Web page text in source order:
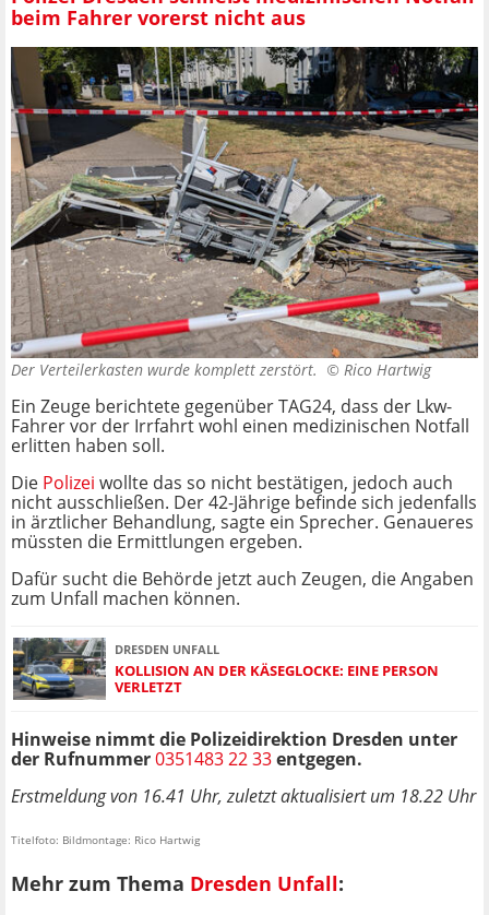
beim Fahrer vorerst nicht aus
Der Verteilerkasten wurde komplett zerstört. © Rico Hartwig
Ein Zeuge berichtete gegenüber TAG24, dass der Lkw-
Fahrer vor der Irrfahrt wohl einen medizinischen Notfall
erlitten haben soll.
Die Polizei wollte das so nicht bestätigen, jedoch auch
nicht ausschließen. Der 42-Jährige befinde sich jedenfalls
in ärztlicher Behandlung, sagte ein Sprecher. Genaueres
müssten die Ermittlungen ergeben.
Dafür sucht die Behörde jetzt auch Zeugen, die Angaben
zum Unfall machen können.
DRESDEN UNFALL
KOLLISION AN DER KÄSEGLOCKE: EINE PERSON
VERLETZT
Hinweise nimmt die Polizeidirektion Dresden unter
der Rufnummer0351483 22 33entgegen.
Erstmeldung von 16.41 Uhr, zuletzt aktualisiert um 18.22 Uhr
Titelfoto: Bildmontage: Rico Hartwig
Mehr zum Thema Dresden Unfall: